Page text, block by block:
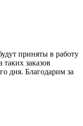
приняты в работу
заказов
дня. Благодарим за